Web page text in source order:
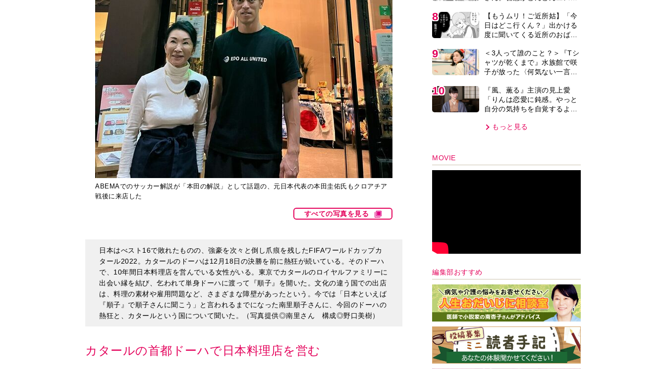
ABEMAでのサッカー解説が「本田の解説」として話題の、元日本代表の本田圭佑氏もクロアチア
戦後に来店した
すべての写真を見る
日本はべスト16で敗れたものの、強豪を次々と倒し爪痕を残したFIFAワールドカップカ
タール2022。カタールのドーハは12月18日の決勝を前に熱狂が続いている。そのドーハ
で、10年間日本料理店を営んでいる女性がいる。東京でカタールのロイヤルファミリーに
出会い縁を結び、乞われて単身ドーハに渡って『順子』を開いた。文化の違う国での出店
は、料理の素材や雇用問題など、さまざまな障壁があったという。今では「日本といえば
『順子』で順子さんに聞こう」と言われるまでになった南里順子さんに、今回のドーハの
熱狂と、カタールという国について聞いた。（写真提供◎南里さん 構成◎野口美樹）
カタールの首都ドーハで日本料理店を営む
8
【もうムリ！ご近所姑】「今
日はどこ行くん？」出かける
度に聞いてくる近所のおばさ
まり…【第1話】
9
＜3人って誰のこと？＞『Tシ
ャツが乾くまで』水族館で咲
子が放った〈何気ない一言〉
線？」「子どもの話だと…」
10
『風、薫る』主演の見上愛
「りんは恋愛に鈍感。やっと
自分の気持ちを自覚するよう
もっと見る
MOVIE
編集部おすすめ